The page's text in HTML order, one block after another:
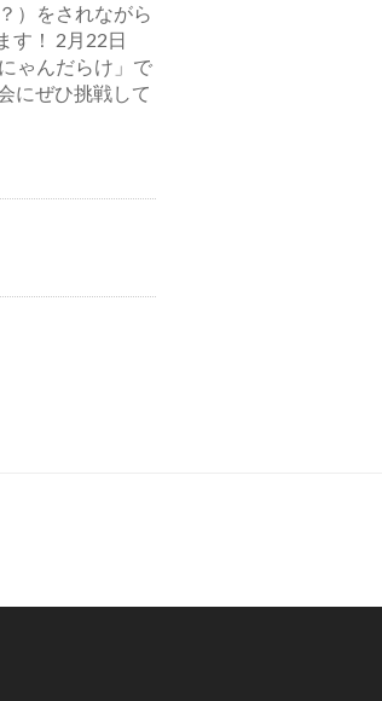
）をされながら
す！ 2月22日
ゃんだらけ」で
にぜひ挑戦して